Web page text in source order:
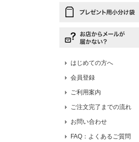
はじめての方へ
会員登録
ご利用案内
ご注文完了までの流れ
お問い合わせ
FAQ：よくあるご質問